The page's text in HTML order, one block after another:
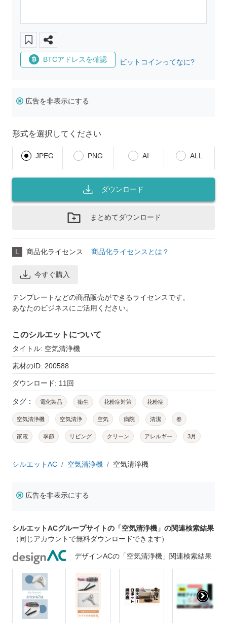
BTCアドレスを確認 ビットコインってなに?
広告を非表示にする
形式を選択してください
JPEG PNG AI ALL
ダウンロード
まとめてダウンロード
L 商品化ライセンス 商品化ライセンスとは？
今すぐ購入
テンプレートなどの商品販売ができるライセンスです。
あなたのビジネスにご活用ください。
このシルエットについて
タイトル: 空気清浄機
素材のID: 200588
ダウンロード: 11回
タグ： 電化製品 衛生 花粉症対策 花粉症
空気清浄機 空気清浄 空気 病院 清潔 春
家電 季節 リビング クリーン アレルギー 3月
シルエットAC 空気清浄機 空気清浄機
広告を非表示にする
シルエットACグループサイトの「空気清浄機」の関連検索結果
（同じアカウントで無料ダウンロードできます）
デザインACの「空気清浄機」関連検索結果